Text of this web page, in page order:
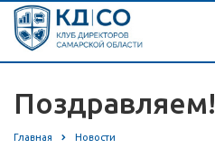
Поздравляем!
Главная Новости